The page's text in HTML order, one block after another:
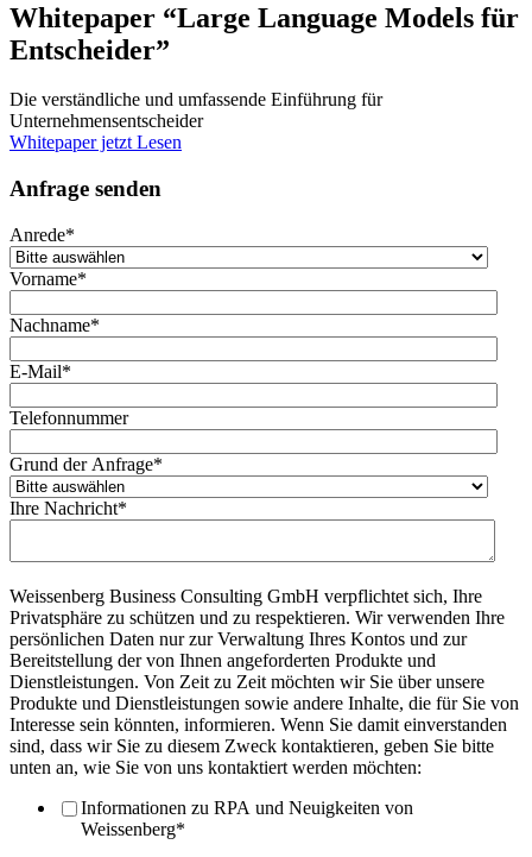
Whitepaper “Large Language Models für
Entscheider”
Die verständliche und umfassende Einführung für
Unternehmensentscheider
Whitepaper jetzt Lesen
Anfrage senden
Anrede*
Vorname*
Nachname*
E-Mail*
Telefonnummer
Grund der Anfrage*
Ihre Nachricht*
Weissenberg Business Consulting GmbH verpflichtet sich, Ihre
Privatsphäre zu schützen und zu respektieren. Wir verwenden Ihre
persönlichen Daten nur zur Verwaltung Ihres Kontos und zur
Bereitstellung der von Ihnen angeforderten Produkte und
Dienstleistungen. Von Zeit zu Zeit möchten wir Sie über unsere
Produkte und Dienstleistungen sowie andere Inhalte, die für Sie von
Interesse sein könnten, informieren. Wenn Sie damit einverstanden
sind, dass wir Sie zu diesem Zweck kontaktieren, geben Sie bitte
unten an, wie Sie von uns kontaktiert werden möchten:
Informationen zu RPA und Neuigkeiten von
Weissenberg*